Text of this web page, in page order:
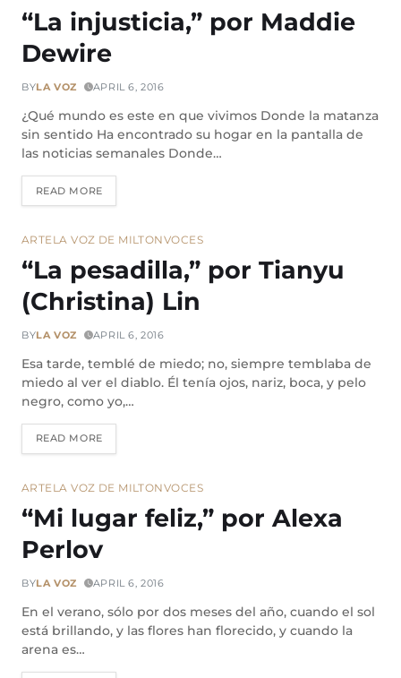
“La injusticia,” por Maddie
Dewire
BYLA VOZ APRIL 6, 2016
¿Qué mundo es este en que vivimos Donde la matanza
sin sentido Ha encontrado su hogar en la pantalla de
las noticias semanales Donde…
READ MORE
ARTE LA VOZ DE MILTONVOCES
“La pesadilla,” por Tianyu
(Christina) Lin
BYLA VOZ APRIL 6, 2016
Esa tarde, temblé de miedo; no, siempre temblaba de
miedo al ver el diablo. Él tenía ojos, nariz, boca, y pelo
negro, como yo,…
READ MORE
ARTE LA VOZ DE MILTONVOCES
“Mi lugar feliz,” por Alexa
Perlov
BYLA VOZ APRIL 6, 2016
En el verano, sólo por dos meses del año, cuando el sol
está brillando, y las flores han florecido, y cuando la
arena es…